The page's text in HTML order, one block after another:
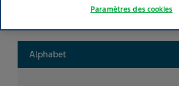
Filtres clairs
Alphabet
Paramètres des cookies